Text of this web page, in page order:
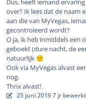
Dus, heeft iemand
over? Ik lees dat de naam
aan die van MyVegas,
gecontroleerd wordt?
O ja, ik heb inmiddels een
geboekt (dure nacht, de
natuurlijk 🙂
Ook via MyVegas alvast
nog.
Thnx alvast!
25 juni 20197 jr